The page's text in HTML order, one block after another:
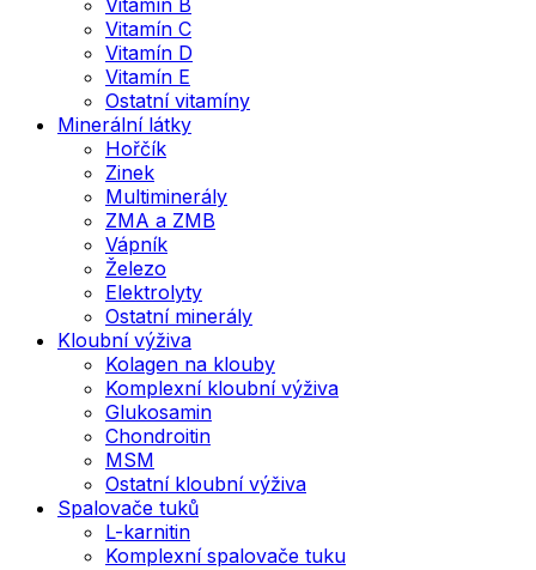
Vitamín C
Vitamín D
Vitamín E
Ostatní vitamíny
Minerální látky
Hořčík
Zinek
Multiminerály
ZMA a ZMB
Vápník
Železo
Elektrolyty
Ostatní minerály
Kloubní výživa
Kolagen na klouby
Komplexní kloubní výživa
Glukosamin
Chondroitin
MSM
Ostatní kloubní výživa
Spalovače tuků
L-karnitin
Komplexní spalovače tuku